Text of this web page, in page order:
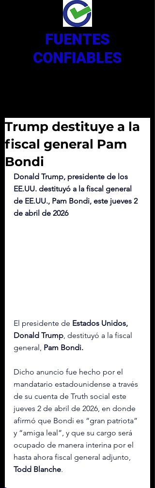
FUENTES
CONFIABLES
Trump destituye a la
fiscal general Pam
Bondi
Donald Trump, presidente de los
EE.UU. destituyó a la fiscal general
de EE.UU., Pam Bondi, este jueves 2
de abril de 2026
El presidente de Estados Unidos,
Donald Trump, destituyó a la fiscal
general, Pam Bondi.
Dicho anuncio fue hecho por el
mandatario estadounidense a través
de su cuenta de Truth social este
jueves 2 de abril de 2026, en donde
afirmó que Bondi es “gran patriota”
y “amiga leal”, y que su cargo será
ocupado de manera interina por el
hasta ahora fiscal general adjunto,
Todd Blanche.